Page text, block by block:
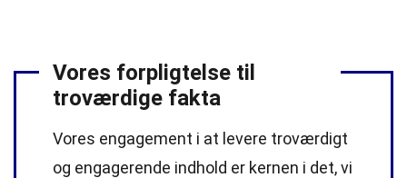
Vores forpligtelse til
troværdige fakta
Vores engagement i at levere troværdigt
og engagerende indhold er kernen i det, vi